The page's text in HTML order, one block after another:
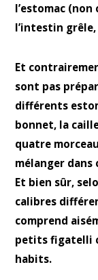
l’estomac
l’intestin
Et
sont pas
différents
bonnet, la
quatre
mélanger
Et bien sûr,
calibres
comprend
petits figatelli
habits.